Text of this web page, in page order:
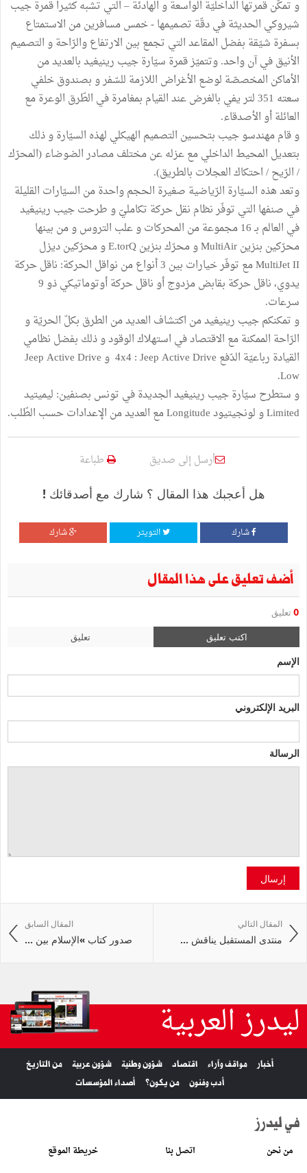
و تمكّن قمرتها الداخليّة الواسعة و الهادئة – التي تشبه كثيرا قمرة جيب
شيروكي الحديثة في دقّة تصميمها - خمس مسافرين من الاستمتاع
بسفرة شيّقة بفضل المقاعد التي تجمع بين الارتفاع والرّاحة و التصميم
الأنيق في آن واحد. وتتميّز قمرة سيّارة جيب رينيغيد بالعديد من
الأماكن المخصصّة لوضع الأغراض اللازمة للسّفر و بصندوق خلفي
سعته 351 لتر يفي بالغرض عند القيام بمغامرة في الطّرق الوعرة مع
العائلة أو الأصدقاء.
و قام مهندسو جيب بتحسين التصميم الهيكلي لهذه السيّارة و ذلك
بتعديل المحيط الداخلي مع عزله عن مختلف مصادر الضوضاء (المحرّك
/ الرّيح / احتكاك العجلات بالطريق).
وتعد هذه السيّارة الرّياضية صغيرة الحجم واحدة من السيّارات القليلة
في صنفها التي توفّر نظام نقل حركة تكامليّ و طرحت جيب رينيغيد
في العالم بـ 16 مجموعة من المحركات و علب التروس و من بينها
محرّكين بنزين MultiAir و محرّك بنزين E.torQ و محرّكين ديزل
MultiJet II مع توفّر خيارات بين 3 أنواع من نواقل الحركة: ناقل حركة
يدوي، ناقل حركة بقابض مزدوج أو ناقل حركة أوتوماتيكي ذو 9
سرعات.
و تمكنكم جيب رينيغيد من اكتشاف العديد من الطرق بكلّ الحريّة و
الرّاحة الممكنة مع الاقتصاد في استهلاك الوقود و ذلك بفضل نظامي
القيادة رباعيّة الدّفع 4x4 : Jeep Active Drive و Jeep Active Drive
Low.
و ستطرح سيّارة جيب رينيغيد الجديدة في تونس بصنفين: ليميتيد
Limited و لونجيتيود Longitude مع العديد من الإعدادات حسب الطّلب.
أرسل إلى صديق طباعة
هل أعجبك هذا المقال ؟ شارك مع أصدقائك !
شارك التويتر شارك
أضف تعليق على هذا المقال
0 تعليق
اكتب تعليق تعليق
الإسم
البريد الإلكتروني
الرسالة
إرسال
المقال السابق
صدور كتاب »الإسلام بين ...
المقال التالي
منتدى المستقبل يناقش ...
ليدرز العربية
أخبار مواقف وآراء اقتصاد شؤون وطنية شؤون عربية
من التاريخ
أدب وفنون
من يكون؟ أصداء المؤسسات
في ليدرز
من نحن اتصل بنا خريطة الموقع